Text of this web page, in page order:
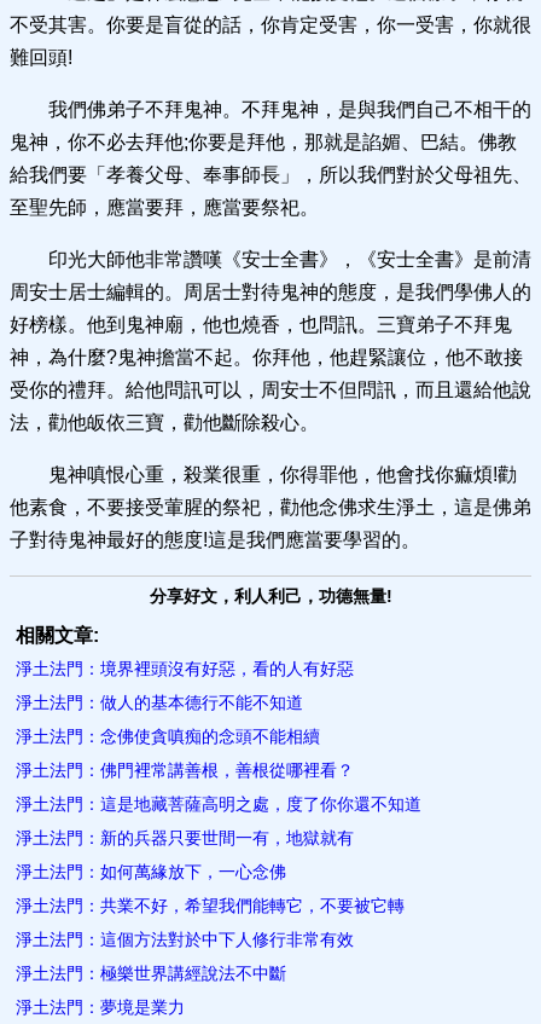
不受其害。你要是盲從的話，你肯定受害，你一受害，你就很
難回頭!
我們佛弟子不拜鬼神。不拜鬼神，是與我們自己不相干的
鬼神，你不必去拜他;你要是拜他，那就是諂媚、巴結。佛教
給我們要「孝養父母、奉事師長」，所以我們對於父母祖先、
至聖先師，應當要拜，應當要祭祀。
印光大師他非常讚嘆《安士全書》，《安士全書》是前清
周安士居士編輯的。周居士對待鬼神的態度，是我們學佛人的
好榜樣。他到鬼神廟，他也燒香，也問訊。三寶弟子不拜鬼
神，為什麼?鬼神擔當不起。你拜他，他趕緊讓位，他不敢接
受你的禮拜。給他問訊可以，周安士不但問訊，而且還給他說
法，勸他皈依三寶，勸他斷除殺心。
鬼神嗔恨心重，殺業很重，你得罪他，他會找你痲煩!勸
他素食，不要接受葷腥的祭祀，勸他念佛求生淨土，這是佛弟
子對待鬼神最好的態度!這是我們應當要學習的。
分享好文，利人利己，功德無量!
相關文章:
淨土法門：境界裡頭沒有好惡，看的人有好惡
淨土法門：做人的基本德行不能不知道
淨土法門：念佛使貪嗔痴的念頭不能相續
淨土法門：佛門裡常講善根，善根從哪裡看？
淨土法門：這是地藏菩薩高明之處，度了你你還不知道
淨土法門：新的兵器只要世間一有，地獄就有
淨土法門：如何萬緣放下，一心念佛
淨土法門：共業不好，希望我們能轉它，不要被它轉
淨土法門：這個方法對於中下人修行非常有效
淨土法門：極樂世界講經說法不中斷
淨土法門：夢境是業力